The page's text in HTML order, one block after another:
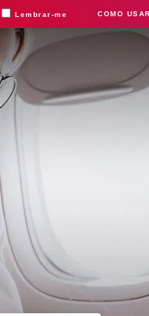
Separamos para você
Lembrar-me COMO USAR